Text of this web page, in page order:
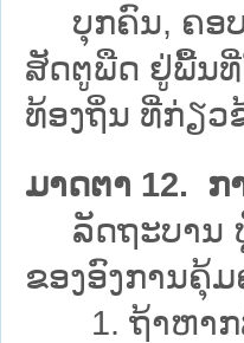
ບຸກຄົນ, ຄອບ
ສັດຕູພືດ ຢູ່ພື້ນທີ່
ທ້ອງຖິ່ນ ທີ່ກ່ຽວ
ມາດຕາ 12. ກ
ລັດຖະບານ ຫຼື
ຂອງອົງການຄຸ້
1. ຖ້າຫາກສັ